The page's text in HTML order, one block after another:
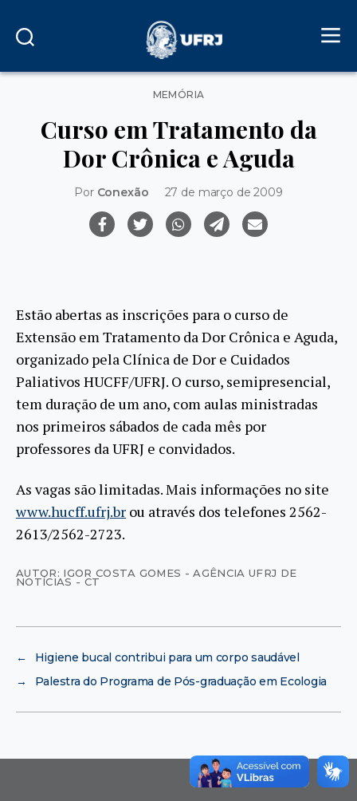
Categorias
MEMÓRIA
Curso em Tratamento da
Dor Crônica e Aguda
Por Conexão 27 de março de 2009
Estão abertas as inscrições para o curso de
Extensão em Tratamento da Dor Crônica e Aguda,
organizado pela Clínica de Dor e Cuidados
Paliativos HUCFF/UFRJ. O curso, semipresencial,
tem duração de um ano, com aulas ministradas
nos primeiros sábados de cada mês por
professores da UFRJ e convidados.
As vagas são limitadas. Mais informações no site
www.hucff.ufrj.br ou através dos telefones 2562-
2613/2562-2723.
AUTOR: IGOR COSTA GOMES - AGÊNCIA UFRJ DE
NOTÍCIAS - CT
←
Higiene bucal contribui para um corpo saudável
→
Palestra do Programa de Pós-graduação em Ecologia